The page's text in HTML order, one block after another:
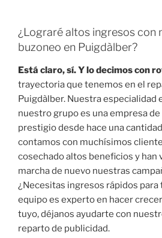
¿Lograré altos ingresos con
buzoneo en Puigdàlber?
Está claro, sí. Y lo decimos con
trayectoria que tenemos en el
Puigdàlber. Nuestra especialidad
nuestro grupo es una empresa
prestigio desde hace una
contamos con muchísimos
cosechado altos beneficios y han
marcha de nuevo nuestras
¿Necesitas ingresos rápidos
equipo es experto en hacer
tuyo, déjanos ayudarte con
reparto de publicidad.